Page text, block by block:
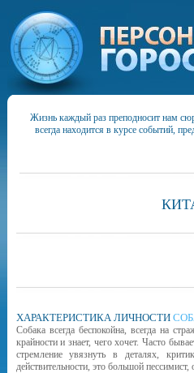
Жизнь каждый раз преподносит нам
всегда находится в курсе событий,
ХАРАКТЕРИСТИКА ЛИЧНОСТИ
Собака всегда беспокойна, всегда на
крайности и знает, чего хочет. Часто
стремление увязнуть в деталях,
действительности, это большой